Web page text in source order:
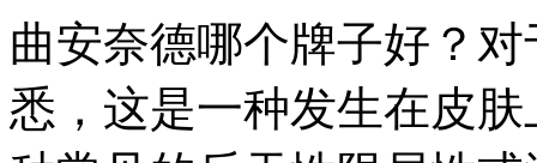
曲安奈德哪个牌子好？
悉，这是一种发生在皮